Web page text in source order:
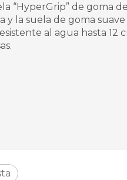
“HyperGrip” de goma
y la suela de goma
al agua hasta